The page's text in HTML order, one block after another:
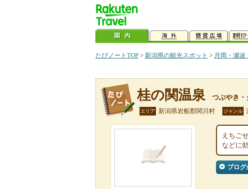
たびノートTOP > 新潟県の観光スポット > 月岡・瀬波
桂の関温泉 つぶやき・
エリア 新潟県岩船郡関川村 ジャンル
えちご
などに効
ブログ